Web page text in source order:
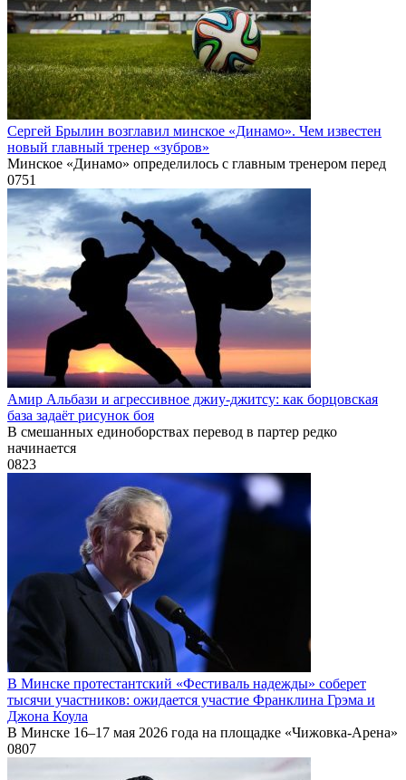
Сергей Брылин возглавил минское «Динамо». Чем известен
новый главный тренер «зубров»
Минское «Динамо» определилось с главным тренером перед
0751
Амир Альбази и агрессивное джиу-джитсу: как борцовская
база задаёт рисунок боя
В смешанных единоборствах перевод в партер редко
начинается
0823
В Минске протестантский «Фестиваль надежды» соберет
тысячи участников: ожидается участие Франклина Грэма и
Джона Коула
В Минске 16–17 мая 2026 года на площадке «Чижовка-Арена»
0807